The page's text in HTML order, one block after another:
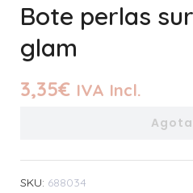
Bote perlas
glam
3,35€ IVA Incl.
SKU: 688034